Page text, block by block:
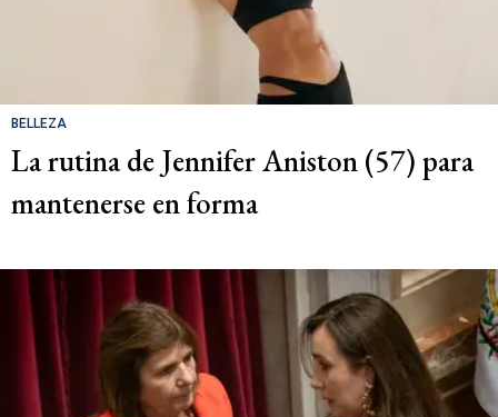
BELLEZA
La rutina de Jennifer Aniston (57) para
mantenerse en forma